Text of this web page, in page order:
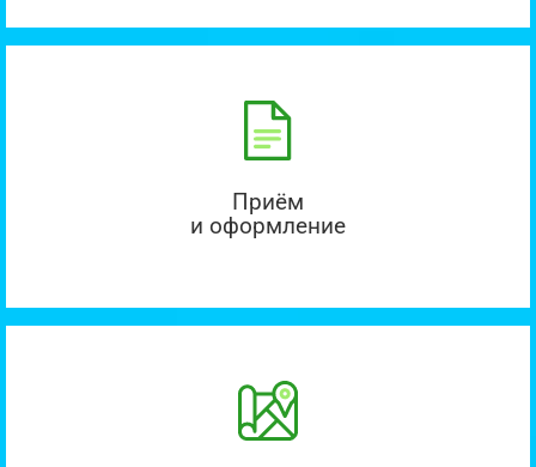
Приём
и оформление